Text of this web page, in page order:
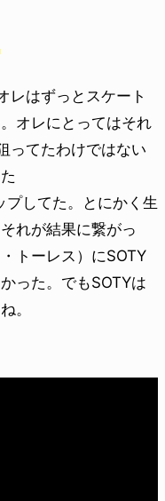
はずっとスケート
オレにとってはそれ
ってたわけではない
プしてた。とにかく生
れが結果に繋がっ
トーレス）にSOTY
った。でもSOTYは
。